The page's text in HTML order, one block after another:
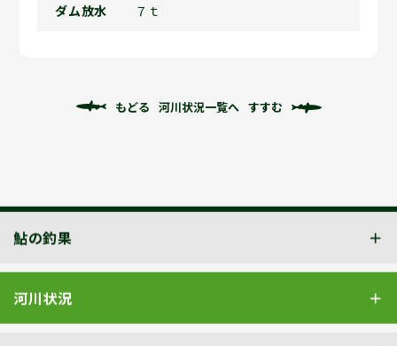
ダム放水 ７ｔ
もどる 河川状況一覧へ すすむ
鮎の釣果
河川状況